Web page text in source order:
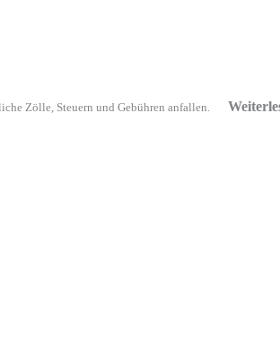
Zölle, Steuern und Gebühren anfallen.